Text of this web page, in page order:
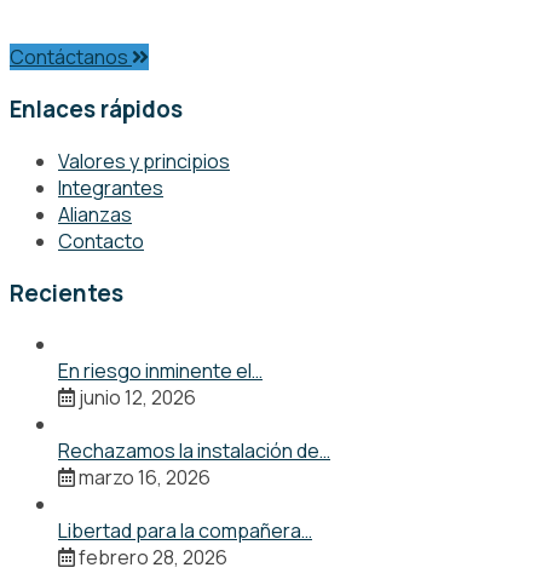
Contáctanos
Enlaces rápidos
Valores y principios
Integrantes
Alianzas
Contacto
Recientes
En riesgo inminente el…
junio 12, 2026
Rechazamos la instalación de…
marzo 16, 2026
Libertad para la compañera…
febrero 28, 2026